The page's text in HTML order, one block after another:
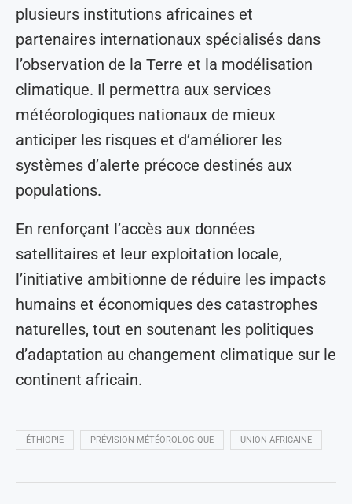
plusieurs institutions africaines et
partenaires internationaux spécialisés dans
l’observation de la Terre et la modélisation
climatique. Il permettra aux services
météorologiques nationaux de mieux
anticiper les risques et d’améliorer les
systèmes d’alerte précoce destinés aux
populations.
En renforçant l’accès aux données
satellitaires et leur exploitation locale,
l’initiative ambitionne de réduire les impacts
humains et économiques des catastrophes
naturelles, tout en soutenant les politiques
d’adaptation au changement climatique sur le
continent africain.
ÉTHIOPIE PRÉVISION MÉTÉOROLOGIQUE UNION AFRICAINE